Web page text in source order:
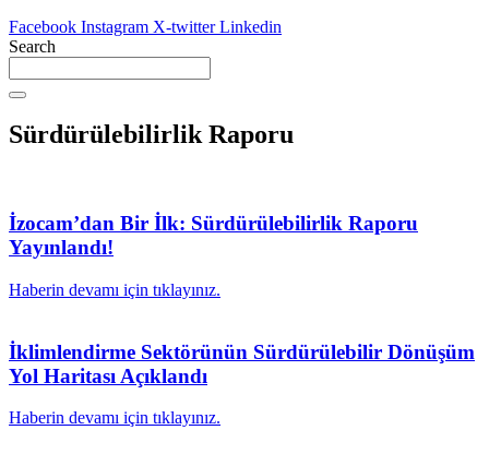
Facebook Instagram X-twitter Linkedin
Search
Sürdürülebilirlik Raporu
İzocam’dan Bir İlk: Sürdürülebilirlik Raporu
Yayınlandı!
Haberin devamı için tıklayınız.
İklimlendirme Sektörünün Sürdürülebilir Dönüşüm
Yol Haritası Açıklandı
Haberin devamı için tıklayınız.